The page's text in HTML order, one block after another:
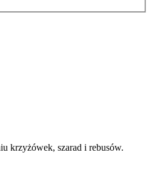
krzyżówek, szarad i rebusów.